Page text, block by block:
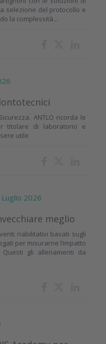
selezione del protocollo e
la complessità...
ANTLO ricorda le
titolare di laboratorio e
utile
2026
meglio
riabilitativi basati sugli
per misurarne l’impatto
gli allenamenti da